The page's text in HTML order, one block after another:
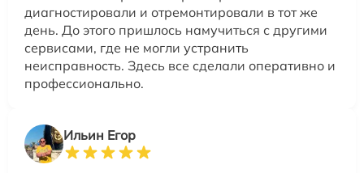
диагностировали и отремонтировали в тот же
день. До этого пришлось намучиться с другими
сервисами, где не могли устранить
неисправность. Здесь все сделали оперативно и
профессионально.
Ильин Егор